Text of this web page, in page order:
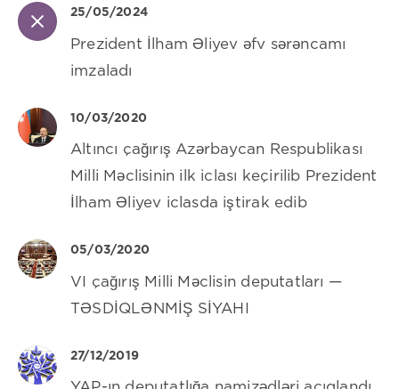
25/05/2024
Prezident İlham Əliyev əfv sərəncamı
imzaladı
10/03/2020
Altıncı çağırış Azərbaycan Respublikası
Milli Məclisinin ilk iclası keçirilib Prezident
İlham Əliyev iclasda iştirak edib
05/03/2020
VI çağırış Milli Məclisin deputatları —
TƏSDİQLƏNMİŞ SİYAHI
27/12/2019